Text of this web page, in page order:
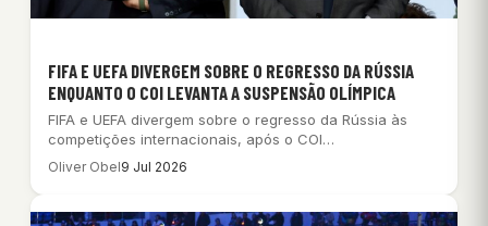
FIFA E UEFA DIVERGEM SOBRE O REGRESSO DA RÚSSIA
ENQUANTO O COI LEVANTA A SUSPENSÃO OLÍMPICA
FIFA e UEFA divergem sobre o regresso da Rússia às
competições internacionais, após o COI…
Oliver Obel9 Jul 2026